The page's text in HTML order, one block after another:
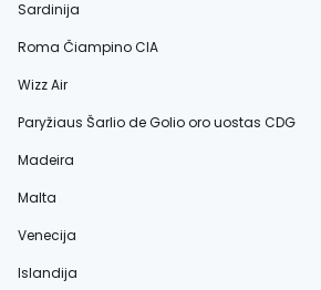
Sardinija
Roma Čiampino CIA
Wizz Air
Paryžiaus Šarlio de Golio oro uostas CDG
Madeira
Malta
Venecija
Islandija